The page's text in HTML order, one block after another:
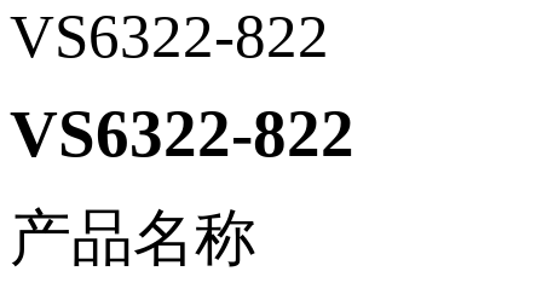
VS6322-822
VS6322-822
产品名称